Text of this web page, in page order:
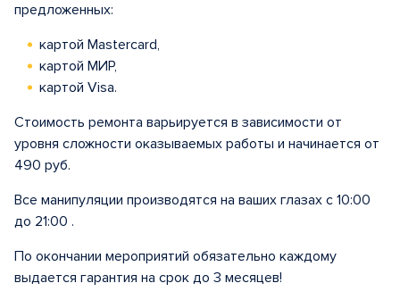
предложенных:
картой Mastercard,
картой МИР,
картой Visa.
Стоимость ремонта варьируется в зависимости от
уровня сложности оказываемых работы и начинается от
490 руб.
Все манипуляции производятся на ваших глазах с 10:00
до 21:00 .
По окончании мероприятий обязательно каждому
выдается гарантия на срок до 3 месяцев!